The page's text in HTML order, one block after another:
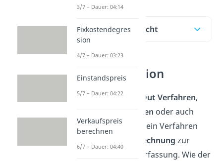
Inhaltsübersicht
LIFO Definition
DasLast In First Out Verfahren,
LIFO Verfahren oder auch
LIFO Methode
, ist ein Verfahren
Kostenartenrechnung zur
Werkstoffkostenerfassung. Wie der
3/7 – Dauer: 04:14
Fixkostendegres
sion
4/7 – Dauer: 03:23
Einstandspreis
5/7 – Dauer: 04:22
Verkaufspreis
berechnen
6/7 – Dauer: 04:40